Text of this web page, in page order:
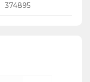
374895